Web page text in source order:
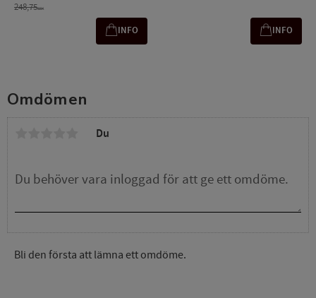
Omdömen
Du
Bli den första att lämna ett omdöme.
248,75SEK
INFO INFO